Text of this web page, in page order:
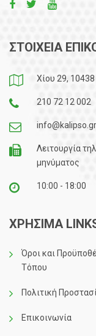
ΣΤΟΙΧΕΙΑ
Χίου 29,
210 72 12 002
info@kalipso.gr
Λειτουργία
μηνύματος
10:00 - 18:00
ΧΡΗΣΙΜΑ
Όροι και
Τόπου
Πολιτική
Επικοινωνία